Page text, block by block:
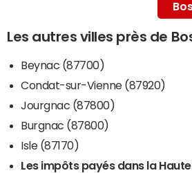
Les autres villes près de
Beynac (87700)
Condat-sur-Vienne (87920)
Jourgnac (87800)
Burgnac (87800)
Isle (87170)
Les impôts payés dans la